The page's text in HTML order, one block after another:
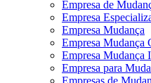
Empresa de
Empresa
Empresa Mudança
Empresa Mudança
Empresa Mudança
Empresa para
Empresas de